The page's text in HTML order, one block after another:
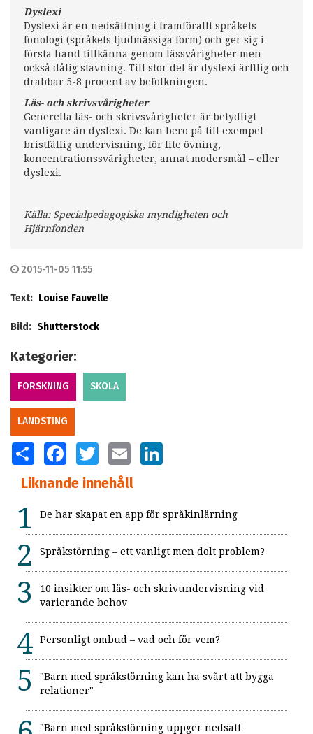
Dyslexi
Dyslexi är en nedsättning i framförallt språkets
fonologi (språkets ljudmässiga form) och ger sig i
första hand tillkänna genom lässvårigheter men
också dålig stavning. Till stor del är dyslexi ärftlig och
drabbar 5-8 procent av befolkningen.
Läs- och skrivsvårigheter
Generella läs- och skrivsvårigheter är betydligt
vanligare än dyslexi. De kan bero på till exempel
bristfällig undervisning, för lite övning,
koncentrationssvårigheter, annat modersmål – eller
dyslexi.
Källa: Specialpedagogiska myndigheten och
Hjärnfonden
2015-11-05 11:55
Text: Louise Fauvelle
Bild: Shutterstock
Kategorier:
FORSKNING SKOLA
LANDSTING
SHARE FACEBOOKTWITTER EMAIL
Liknande innehåll
De har skapat en app för språkinlärning
Språkstörning – ett vanligt men dolt problem?
10 insikter om läs- och skrivundervisning vid
varierande behov
Personligt ombud – vad och för vem?
"Barn med språkstörning kan ha svårt att bygga
relationer"
"Barn med språkstörning uppger nedsatt